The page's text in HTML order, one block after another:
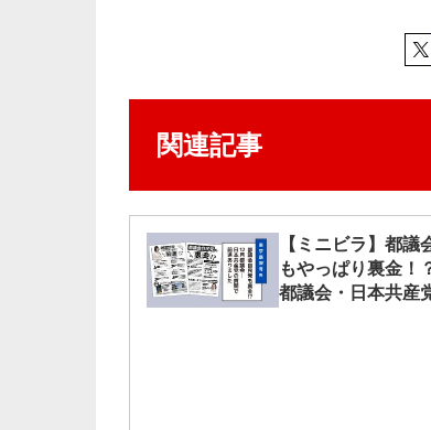
関連記事
【ミニビラ】都議
もやっぱり裏金！
都議会・日本共産